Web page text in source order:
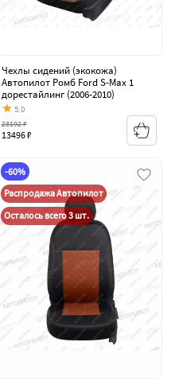
Чехлы сидений (экокожа)
Автопилот Ромб Ford S-Max 1
дорестайлинг (2006-2010)
5.0
13496 ₽
23192 ₽
-60%
Распродажа Автопилот
Осталось всего 3 шт.